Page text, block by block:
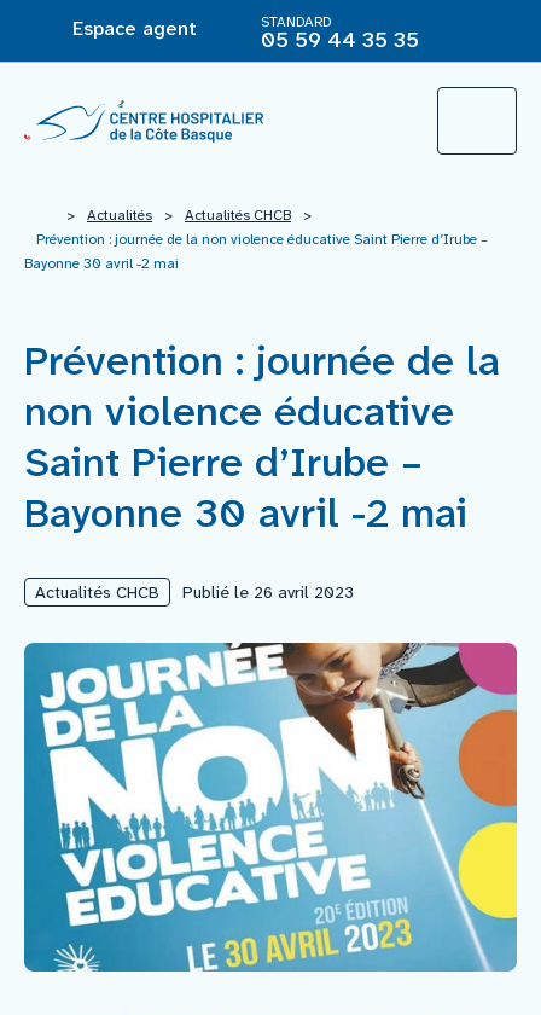
Espace agent STANDARD
05 59 44 35 35
L’Hôpital
Offre de soins
Agir pour ma santé
Vous êtes
Nous rejoindre
Vous former
Venir au CHCB
Espace agent
Faire un don
Contact
> Actualités > Actualités CHCB
>
Prévention : journée de la non violence éducative Saint Pierre d’Irube –
Bayonne 30 avril -2 mai
Prévention : journée de la
non violence éducative
Saint Pierre d’Irube –
Bayonne 30 avril -2 mai
Actualités CHCB Publié le 26 avril 2023